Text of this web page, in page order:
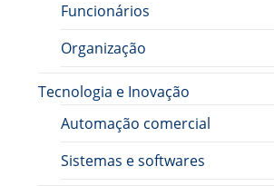
Funcionários
Organização
Tecnologia e Inovação
Automação comercial
Sistemas e softwares